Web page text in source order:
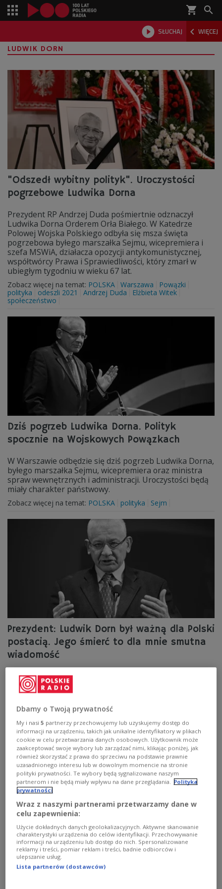
shopping_cart 
 SŁUCHAJ  WIĘCEJ

LUDWIK DORN
"Odszedł wybitny polityk". Uroczystości
pogrzebowe Ludwika Dorna
Prezydent RP Andrzej Duda pośmiertnie odznaczył
Ludwika Dorna Orderem Orła Białego. W Katedrze
Polowej Wojska Polskiego odbyła się msza święta
pogrzebowa byłego marszałka Sejmu, wicepremiera i
szefa MSWiA, działacza opozycji antykomunistycznej,
współtwórcy Prawa i Sprawiedliwości, który zmarł w
ubiegłym tygodniu w wieku 67 lat.
Zobacz więcej na temat: POLSKA Warszawa
Powązki
polityka
odeszli 2021 Andrzej Duda
Elżbieta Witek
społeczeństwo
Dziś pogrzeb Ludwika Dorna. Polityk
spocznie na Wojskowych Powązkach
W Warszawie odbędzie się dziś pogrzeb Ludwika Dorna,
byłego marszałka Sejmu, wicepremiera oraz ministra
spraw wewnętrznych i administracji. Uroczystości będą
miały charakter państwowy.
Zobacz więcej na temat: POLSKA polityka Sejm
Prezydent: Ludwik Dorn był ważną dla Polski
postacią. Jego śmierć to dla mnie smutna
wiadomość
- Śmierć Ludwika Dorna to dla mnie bardzo smutna
wiadomość. To ważna dla Polski postać, wyrazy
głębokiego współczucia dla najbliższych - powiedział w
czwartek w Londynie prezydent Andrzej Duda.
Andrzej Duda
prezydent
"Z przykrością przyjąłem informację o
śmierci". Politycy żegnają Ludwika Dorna
Dbamy o Twoją prywatność
My i nasi5 partnerzy przechowujemy lub uzyskujemy dostęp do
informacji na urządzeniu, takich jak unikalne identyfikatory w plikach
cookie w celu przetwarzania danych osobowych. Użytkownik może
zaakceptować swoje wybory lub zarządzać nimi, klikając poniżej, jak
również skorzystać z prawa do sprzeciwu na podstawie prawnie
uzasadnionego interesu lub w dowolnym momencie na stronie
polityki prywatności. Te wybory będą sygnalizowane naszym
partnerom i nie będą miały wpływu na dane przeglądania. Polityka
prywatności
Wraz z naszymi partnerami przetwarzamy dane w
celu zapewnienia:
Użycie dokładnych danych geolokalizacyjnych. Aktywne skanowanie
charakterystyki urządzenia do celów identyfikacji. Przechowywanie
informacji na urządzeniu lub dostęp do nich. Spersonalizowane
reklamy i treści, pomiar reklam i treści, badnie odbiorców i
ulepszanie usług.
Lista partnerów (dostawców)